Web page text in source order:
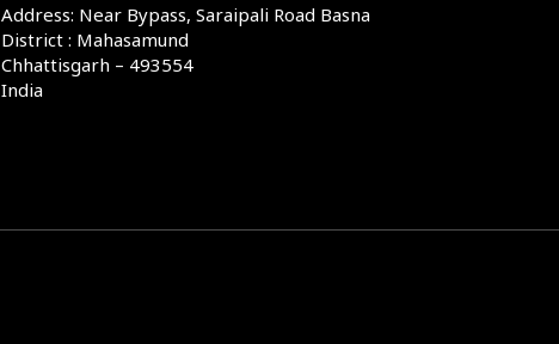
Address: Near Bypass, Saraipali Road Basna
District : Mahasamund
Chhattisgarh – 493554
India